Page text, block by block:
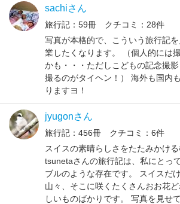
sachiさん
旅行記：59冊 クチコミ：28件
写真が本格的で、こういう旅行記
業したくなります。 （個人的には
かも・・・ただしこどもの記念撮
撮るのがタイヘン！） 海外も国内
りますヨ！
jyugonさん
旅行記：456冊 クチコミ：6件
スイスの素晴らしさをたたみかけ
tsunetaさんの旅行記は、私にとっ
ブルのような存在です。 スイスだ
山々、そこに咲くたくさんおお花
しいものばかりです。 写真を見せ